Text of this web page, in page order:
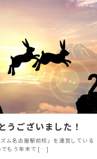
うございました！
ム名古屋駅前校」を運営している
でもう年末で […]